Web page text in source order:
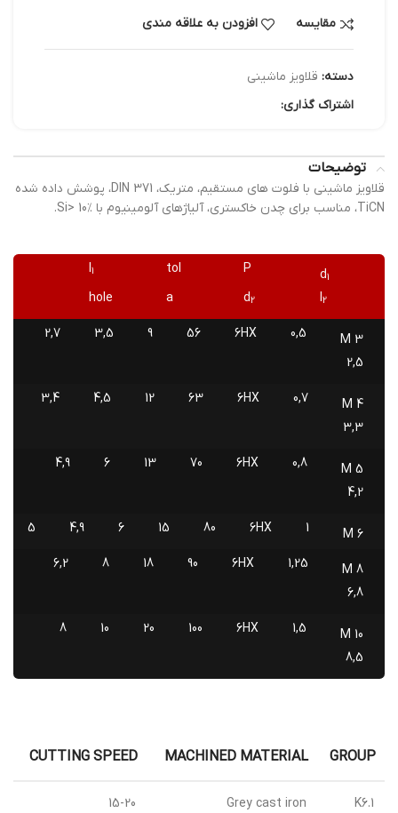
مقایسه افزودن به علاقه مندی
دسته: قلاویز ماشینی
اشتراک گذاری:
توضیحات
قلاویز ماشینی با فلوت های مستقیم، متریک، DIN 371، پوشش داده شده
TiCN، مناسب برای چدن خاکستری، آلیاژهای آلومینیوم با Si> 10٪.
d1
P
tol
l1
l2
d2
a
hole
M 3
0,5
6HX
56
9
3,5
2,7
2,5
M 4
0,7
6HX
63
12
4,5
3,4
3,3
M 5
0,8
6HX
70
13
6
4,9
4,2
M 6
1
6HX
80
15
6
4,9
5
M 8
1,25
6HX
90
18
8
6,2
6,8
M 10
1,5
6HX
100
20
10
8
8,5
GROUP
MACHINED MATERIAL
CUTTING SPEED
K6.1
Grey cast iron
15-20